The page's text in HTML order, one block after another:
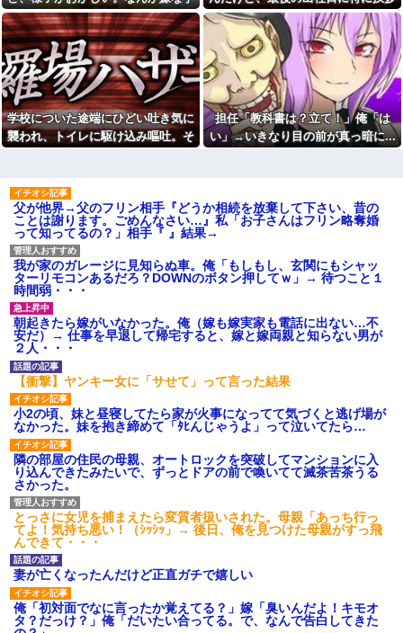
父から祖母が会いたがってい
ることを告げられた。どうやら
祖母は天麩羅通りの糞トメだっ
たようで...
Ａ奥「(旦那)さんから、ひとこ
と言ってもらえないか」私「相
談してみる」→ 人がおかしくな
った瞬間を目の前で見て...
シェアハウスにいた女が妊娠
しちゃって大学を中退したら、
その女の親が怒鳴り込んでき
【衝撃】上司「あのさあ田
沼？お前営業車のガソリン抜い
てない？」俺「はぁ？どういう
ことすか？」上司「自分の車に
入れ替えたりしてない？？」←
これw w w w w w
【画像】セブンイレブンのバ
イト「AIにちいかわの画像を食
わせてっと………できた！」→
とんでもないものが出来上がっ
てしまうw w w w w
【超絶悲報】東科大医学部卒
の美人YouTuberさん、直美でコ
メント欄が炎上してしまう…
一人っ子母子家庭育ちワイ(26)
無職の母親が再婚するらしくて
驚愕
【悲報】今時『紙タバコ』吸
ってるやつwwwwwwww
彼女がアイスコーヒーを作っ
てくれたんだけど、その作り方
が貧乏くさくて冷めた・・・
ハードオフに売っていた4万
4000円のフィギュアがヤバすぎ
るｗｗｗｗｗｗ「こんな高い
の？ｗｗ」「逆に超安い」
私「ちょっと、人の家の金庫
触らないでよ！」キチママ『そ
こに金庫があったから、開けて
みようとしただけ☆』義兄「泥
は出てけ！二度と来るな！」結
取りしようと執拗に手出しして
くる同居姑にイライラが止まら
ない！何度断っても鍋の蓋を開
けてかき混ぜ、結局『姑との合
作』という不快すぎる形
に・・・
【愚痴】プロポーズのときは
家事なくていいって言ったの
に…今になって旦那が言うこと
がコレwwww
食事の時に“混ぜる”と言うの
「たーくん？（←旦那）パパ
（←義父）の誕生日ご飯どうす
る？」
めちゃくちゃ…
【人命救助】女子高生とオッ
【悲報】民主党政権期、トヨ
タ本体すら営業赤字になる「超
夫「同居して親の介護を…」
見たければどうぞ？」
【唖然】浮気バレた旦那が嫁
ｗ
主な税金の成り立ちを調べて
感がして、コトメにこっそり電話し
たら...
も菓子折りもなにもなく...
学校についた途端にひどい吐き気に
襲われ、トイレに駆け込み嘔吐。そ
担任「教科書は？立て！」俺「は
い」→いきなり目の前が真っ暗に...
父が他界→父のフリン相手『どうか相続を放棄して下さい、昔の
ことは謝ります。ごめんなさい…』私「お子さんはフリン略奪婚
って知ってるの？」相手『 』結果→
我が家のガレージに見知らぬ車。俺「もしもし、玄関にもシャッ
ターリモコンあるだろ？DOWNのボタン押してｗ」→ 待つこと１
時間弱・・・
朝起きたら嫁がいなかった。俺（嫁も嫁実家も電話に出ない…不
安だ）→ 仕事を早退して帰宅すると、嫁と嫁両親と知らない男が
２人・・・
【衝撃】ヤンキー女に「サせて」って言った結果
小2の頃、妹と昼寝してたら家が火事になってて気づくと逃げ場が
なかった。妹を抱き締めて「ﾀﾋんじゃうよ」って泣いてたら…
隣の部屋の住民の母親、オートロックを突破してマンションに入
り込んできたみたいで、ずっとドアの前で喚いてて滅茶苦茶うる
さかった。
とっさに女児を捕まえたら変質者扱いされた。母親「あっち行っ
てよ！気持ち悪い！（ｼｯｼｯ」→ 後日、俺を見つけた母親がすっ飛
んできて・・・
妻が亡くなったんだけど正直ガチで嬉しい
俺「初対面でなに言ったか覚えてる？」嫁「臭いんだよ！キモオ
タ？だっけ？」俺「だいたい合ってる。で、なんで告白してきた